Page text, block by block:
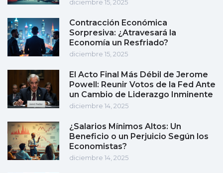
diciembre 15, 2025
Contracción Económica
Sorpresiva: ¿Atravesará la
Economía un Resfriado?
diciembre 15, 2025
El Acto Final Más Débil de Jerome
Powell: Reunir Votos de la Fed Ante
un Cambio de Liderazgo Inminente
diciembre 14, 2025
¿Salarios Mínimos Altos: Un
Beneficio o un Perjuicio Según los
Economistas?
diciembre 14, 2025